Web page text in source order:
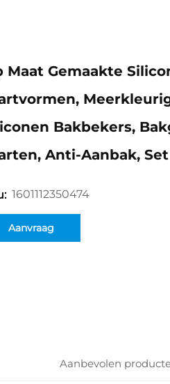
Maat Gemaakte
Bakbekers,
Anti-Aanbak,
1601112350474
Aanvraag
Aanbevolen